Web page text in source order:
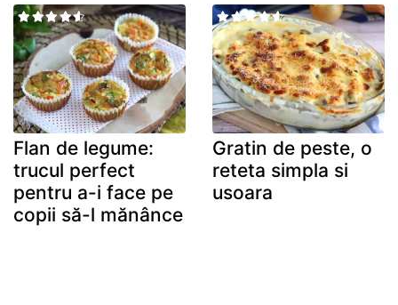
Flan de legume:
trucul perfect
pentru a-i face pe
copii să-l mănânce
Gratin de peste, o
reteta simpla si
usoara